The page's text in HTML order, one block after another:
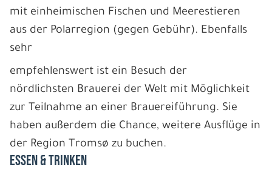
mit einheimischen Fischen und Meerestieren
aus der Polarregion (gegen Gebühr). Ebenfalls
sehr
empfehlenswert ist ein Besuch der
nördlichsten Brauerei der Welt mit Möglichkeit
zur Teilnahme an einer Brauereiführung. Sie
haben außerdem die Chance, weitere Ausflüge in
der Region Tromsø zu buchen.
ESSEN & TRINKEN